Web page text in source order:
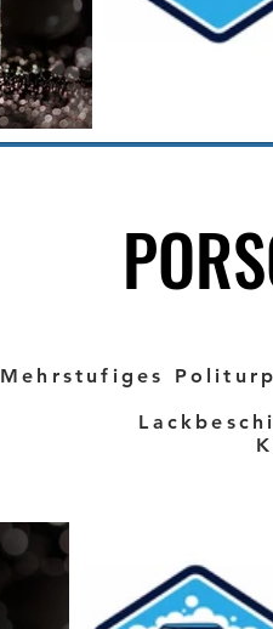
Mehrstufiges